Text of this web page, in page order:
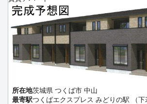
所在地茨城県 つくば市 中山
最寄駅つくばエクスプレス みどりの駅 （下